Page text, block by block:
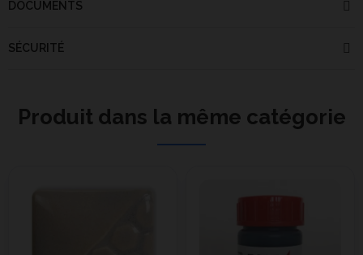
DOCUMENTS
SÉCURITÉ
Produit dans la même catégorie